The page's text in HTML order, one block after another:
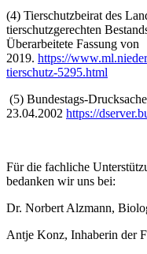
(4) Tierschutzbeirat des
tierschutzgerechten
Überarbeitete Fassung von
2019. https://
tierschutz-5295.html
(5) Bundestags-
23.04.2002 https://
Für die fachliche
bedanken wir uns bei:
Dr. Norbert Alzmann,
Antje Konz, Inhaberin der